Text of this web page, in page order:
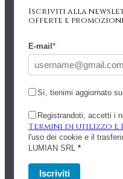
Iscriviti alla
offerte e
E-mail *
Sì, tienimi aggiornato
Registrandoti, accetti i
Termini di utilizzo
l'uso dei cookie e il
LUMIAN SRL *
Iscriviti